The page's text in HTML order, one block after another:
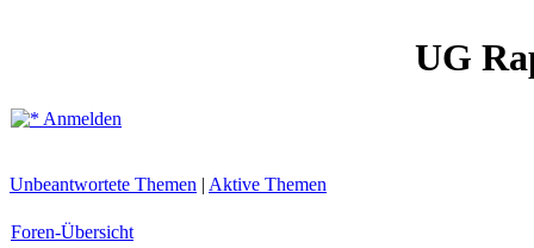
UG
Anmelden
Unbeantwortete Themen | Aktive Themen
Foren-Übersicht